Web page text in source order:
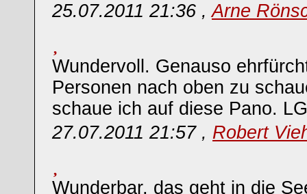
25.07.2011 21:36 ,Arne
Wundervoll. Genauso
Personen nach oben zu
schaue ich auf diese Pano.
27.07.2011 21:57 , Robert
Wunderbar, das geht in die